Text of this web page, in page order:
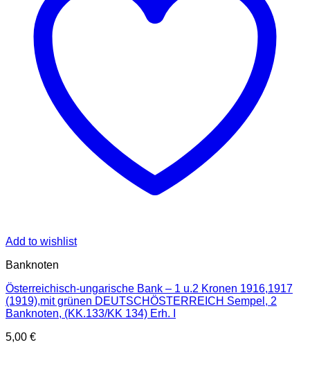
Add to wishlist
Banknoten
Österreichisch-ungarische Bank – 1 u.2 Kronen 1916,1917
(1919),mit grünen DEUTSCHÖSTERREICH Sempel, 2
Banknoten, (KK.133/KK 134) Erh. I
5,00 €